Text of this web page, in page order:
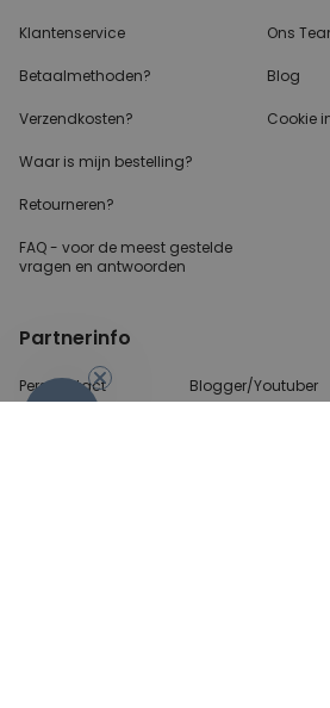
Klantenservice
Betaalmethoden?
Verzendkosten?
Waar is mijn bestelling?
Retourneren?
FAQ - voor de meest gestelde
vragen en antwoorden
Ons
Blog
Cookie
Partnerinfo
Perscontact Blogger/Youtuber